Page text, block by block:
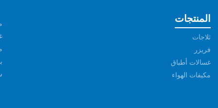
المنتجات
ثلاجات
فريزر
غسالات أطباق
مكيفات الهواء